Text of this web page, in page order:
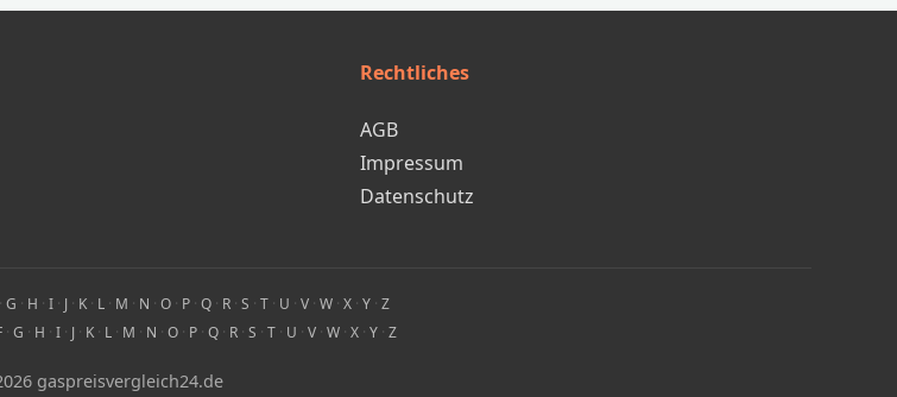
Rechtliches
AGB
Impressum
Datenschutz
· G · H · I · J · K · L · M · N · O · P · Q · R · S · T · U · V · W · X · Y · Z
· G · H · I · J · K · L · M · N · O · P · Q · R · S · T · U · V · W · X · Y · Z
gaspreisvergleich24.de